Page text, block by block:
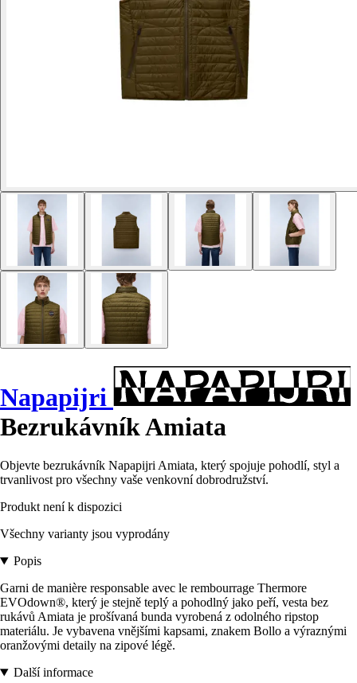
Napapijri
Bezrukávník Amiata
Objevte bezrukávník Napapijri Amiata, který spojuje pohodlí, styl a
trvanlivost pro všechny vaše venkovní dobrodružství.
Produkt není k dispozici
Všechny varianty jsou vyprodány
Popis
Garni de manière responsable avec le rembourrage Thermore
EVOdown®, který je stejně teplý a pohodlný jako peří, vesta bez
rukávů Amiata je prošívaná bunda vyrobená z odolného ripstop
materiálu. Je vybavena vnějšími kapsami, znakem Bollo a výraznými
oranžovými detaily na zipové légě.
Další informace